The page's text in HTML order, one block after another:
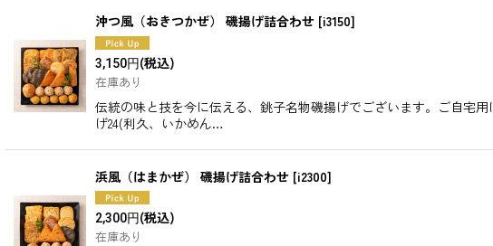
沖つ風（おきつかぜ） 磯揚げ詰合わせ [i3150]
3,150円(税込)
在庫あり
伝統の味と技を今に伝える、銚子名物磯揚げでございます。ご自宅
げ24(利久、いかめん…
浜風（はまかぜ） 磯揚げ詰合わせ [i2300]
2,300円(税込)
在庫あり